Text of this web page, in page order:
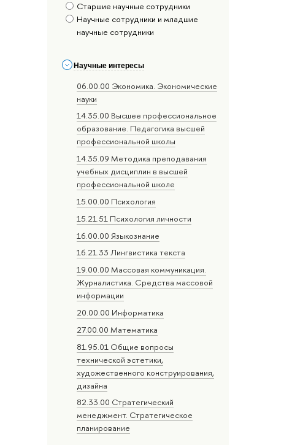
Старшие научные сотрудники
Научные сотрудники и младшие
научные сотрудники
Научные интересы
06.00.00 Экономика. Экономические
науки
14.35.00 Высшее профессиональное
образование. Педагогика высшей
профессиональной школы
14.35.09 Методика преподавания
учебных дисциплин в высшей
профессиональной школе
15.00.00 Психология
15.21.51 Психология личности
16.00.00 Языкознание
16.21.33 Лингвистика текста
19.00.00 Массовая коммуникация.
Журналистика. Средства массовой
информации
20.00.00 Информатика
27.00.00 Математика
81.95.01 Общие вопросы
технической эстетики,
художественного конструирования,
дизайна
82.33.00 Стратегический
менеджмент. Стратегическое
планирование